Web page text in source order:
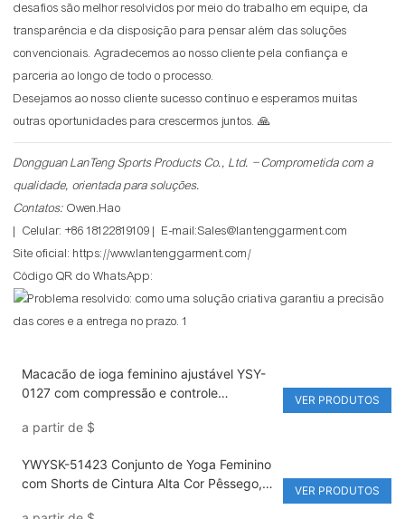
desafios são melhor resolvidos por meio do trabalho em equipe, da
transparência e da disposição para pensar além das soluções
convencionais. Agradecemos ao nosso cliente pela confiança e
parceria ao longo de todo o processo.
Desejamos ao nosso cliente sucesso contínuo e esperamos muitas
outras oportunidades para crescermos juntos. 🙏
Dongguan LanTeng Sports Products Co., Ltd. – Comprometida com a
qualidade, orientada para soluções.
Contatos: Owen.Hao
| Celular: +86 18122819109 | E-mail:Sales@lantenggarment.com
Site oficial: https://www.lantenggarment.com/
Código QR do WhatsApp:
Macacão de ioga feminino ajustável YSY-
0127 com compressão e controle
sem mangas.
a partir de $
VER PRODUTOS
YWYSK-51423 Conjunto de Yoga Feminino
com Shorts de Cintura Alta Cor Pêssego,
VER PRODUTOS